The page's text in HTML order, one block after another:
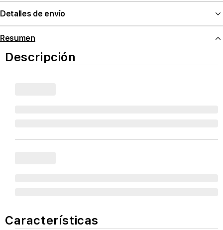
Detalles de envío
Resumen
Descripción
Características